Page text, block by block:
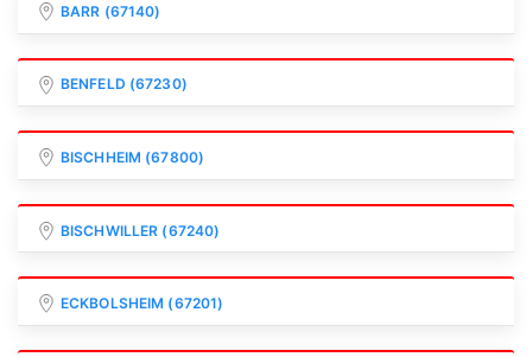
BARR (67140)
BENFELD (67230)
BISCHHEIM (67800)
BISCHWILLER (67240)
ECKBOLSHEIM (67201)